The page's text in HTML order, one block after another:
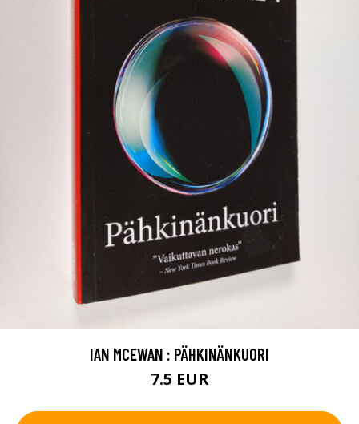
IAN MCEWAN : PÄHKINÄNKUORI
7.5 EUR